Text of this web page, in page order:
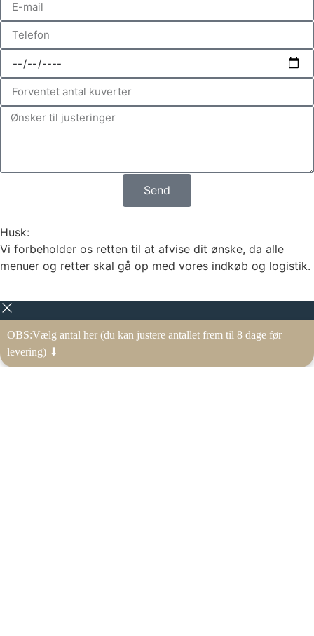
Send
Husk:
Vi forbeholder os retten til at afvise dit ønske, da alle
menuer og retter skal gå op med vores indkøb og logistik.